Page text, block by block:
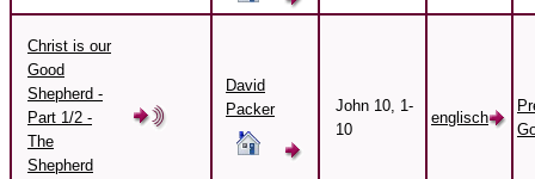
Christ is our
Good
Shepherd -
Part 1/2 -
The
Shepherd
David
Packer
John 10, 1-
10
englisch